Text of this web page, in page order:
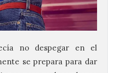
no despegar en el
se prepara para dar